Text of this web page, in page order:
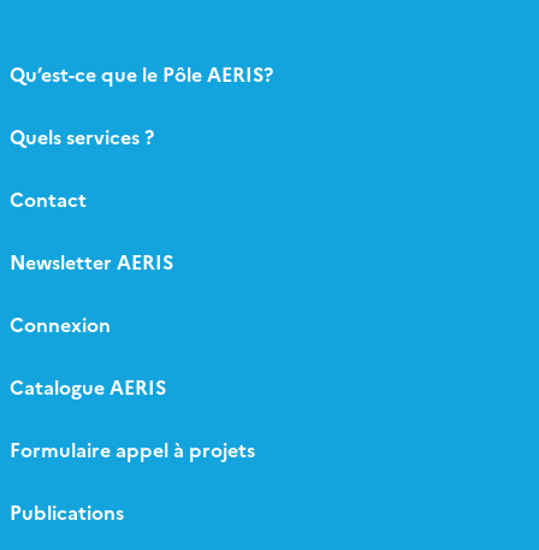
Qu’est-ce que le Pôle AERIS?
Quels services ?
Contact
Newsletter AERIS
Connexion
Catalogue AERIS
Formulaire appel à projets
Publications